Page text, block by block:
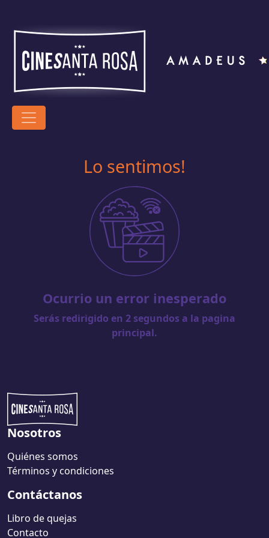
Lo sentimos!
Ocurrio un error inesperado
Serás redirigido en 2segundos a la pagina
principal.
Nosotros
Quiénes somos
Términos y condiciones
Contáctanos
Libro de quejas
Contacto